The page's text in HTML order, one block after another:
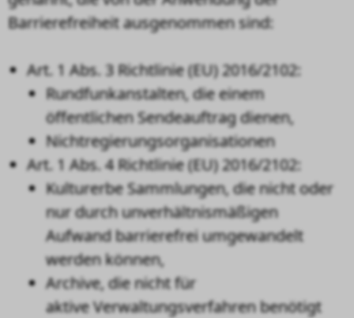
Barrierefreiheit ausgenommen sind:
Art. 1 Abs. 3 Richtlinie (EU) 2016/2102:
Rundfunkanstalten, die einem
öffentlichen Sendeauftrag dienen,
Nichtregierungsorganisationen
Art. 1 Abs. 4 Richtlinie (EU) 2016/2102:
Kulturerbe Sammlungen, die nicht oder
nur durch unverhältnismäßigen
Aufwand barrierefrei umgewandelt
werden können,
Archive, die nicht für
aktive Verwaltungsverfahren benötigt